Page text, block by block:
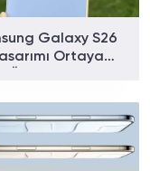
Galaxy S26
Ortaya